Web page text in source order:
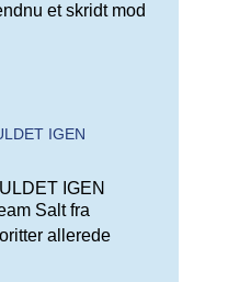
et skridt mod
IGEN
Salt fra
allerede